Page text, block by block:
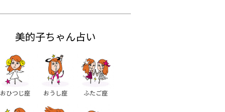
美的子ちゃん占い
おひつじ座 おうし座 ふたご座